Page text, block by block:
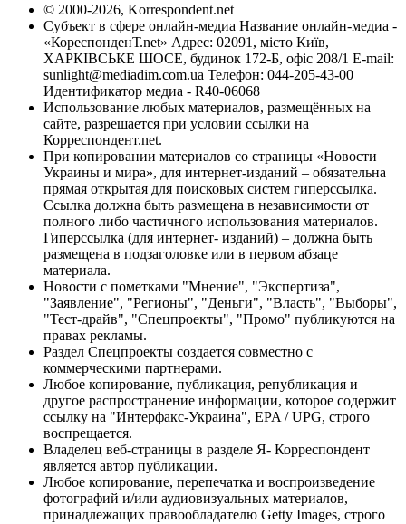
© 2000-2026, Korrespondent.net
Субъект в сфере онлайн-медиа Название онлайн-медиа -
«КореспонденТ.net» Адрес: 02091, місто Київ,
ХАРКІВСЬКЕ ШОСЕ, будинок 172-Б, офіс 208/1 E-mail:
sunlight@mediadim.com.ua Телефон: 044-205-43-00
Идентификатор медиа - R40-06068
Использование любых материалов, размещённых на
сайте, разрешается при условии ссылки на
Корреспондент.net.
При копировании материалов со страницы «Новости
Украины и мира», для интернет-изданий – обязательна
прямая открытая для поисковых систем гиперссылка.
Ссылка должна быть размещена в независимости от
полного либо частичного использования материалов.
Гиперссылка (для интернет- изданий) – должна быть
размещена в подзаголовке или в первом абзаце
материала.
Новости с пометками "Мнение", "Экспертиза",
"Заявление", "Регионы", "Деньги", "Власть", "Выборы",
"Тест-драйв", "Спецпроекты", "Промо" публикуются на
правах рекламы.
Раздел Спецпроекты создается совместно с
коммерческими партнерами.
Любое копирование, публикация, републикация и
другое распространение информации, которое содержит
ссылку на "Интерфакс-Украина", EPA / UPG, строго
воспрещается.
Владелец веб-страницы в разделе Я- Корреспондент
является автор публикации.
Любое копирование, перепечатка и воспроизведение
фотографий и/или аудиовизуальных материалов,
принадлежащих правообладателю Getty Images, строго